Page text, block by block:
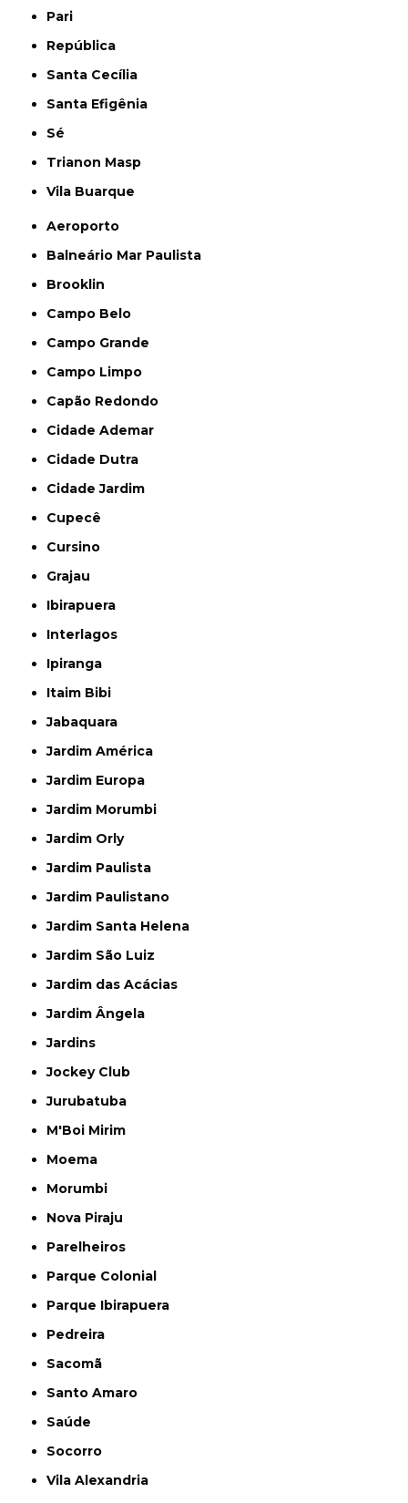
Pari
República
Santa Cecília
Santa Efigênia
Sé
Trianon Masp
Vila Buarque
Aeroporto
Balneário Mar Paulista
Brooklin
Campo Belo
Campo Grande
Campo Limpo
Capão Redondo
Cidade Ademar
Cidade Dutra
Cidade Jardim
Cupecê
Cursino
Grajau
Ibirapuera
Interlagos
Ipiranga
Itaim Bibi
Jabaquara
Jardim América
Jardim Europa
Jardim Morumbi
Jardim Orly
Jardim Paulista
Jardim Paulistano
Jardim Santa Helena
Jardim São Luiz
Jardim das Acácias
Jardim Ângela
Jardins
Jockey Club
Jurubatuba
M'Boi Mirim
Moema
Morumbi
Nova Piraju
Parelheiros
Parque Colonial
Parque Ibirapuera
Pedreira
Sacomã
Santo Amaro
Saúde
Socorro
Vila Alexandria